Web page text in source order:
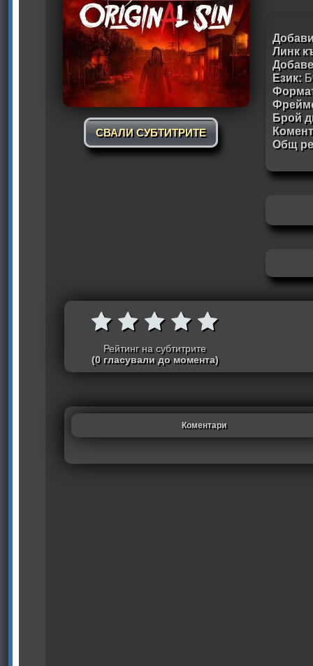
СВАЛИ СУБТИТРИТЕ
Линк
Език:
Брой
Общ
Рейтинг на субтитрите
(0 гласували до момента)
Коментари